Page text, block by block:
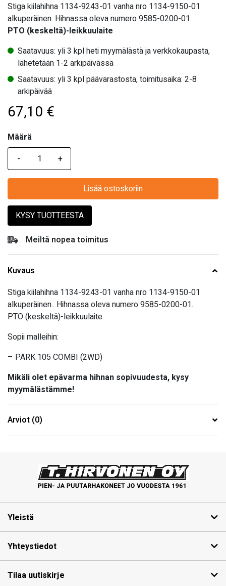
Stiga kiilahihna 1134-9243-01 vanha nro 1134-9150-01
alkuperäinen. Hihnassa oleva numero 9585-0200-01.
PTO (keskeltä)-leikkuulaite
Saatavuus: yli 3 kpl heti myymälästä ja verkkokaupasta,
lähetetään 1-2 arkipäivässä
Saatavuus: yli 3 kpl päävarastosta, toimitusaika: 2-8
arkipäivää
67,10 €
Määrä
Määrä
Lisää ostoskoriin
KYSY TUOTTEESTA
Meiltä nopea toimitus
Kuvaus
Stiga kiilahihna 1134-9243-01 vanha nro 1134-9150-01
alkuperäinen.. Hihnassa oleva numero 9585-0200-01.
PTO (keskeltä)-leikkuulaite
Sopii malleihin:
– PARK 105 COMBI (2WD)
Mikäli olet epävarma hihnan sopivuudesta, kysy
myymälästämme!
Arviot (0)
Yleistä
Yhteystiedot
Tilaa uutiskirje